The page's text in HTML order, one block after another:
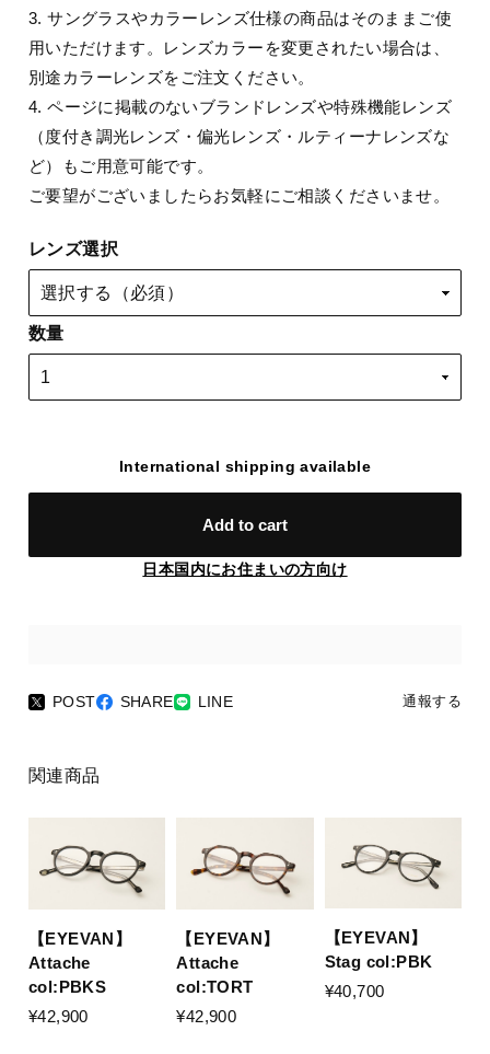
3. サングラスやカラーレンズ仕様の商品はそのままご使
用いただけます。レンズカラーを変更されたい場合は、
別途カラーレンズをご注文ください。
4. ページに掲載のないブランドレンズや特殊機能レンズ
（度付き調光レンズ・偏光レンズ・ルティーナレンズな
ど）もご用意可能です。
ご要望がございましたらお気軽にご相談くださいませ。
レンズ選択
数量
International shipping available
Add to cart
日本国内にお住まいの方向け
POST SHARE LINE 通報する
関連商品
【EYEVAN】
Attache
col:PBKS
¥42,900
【EYEVAN】
Attache
col:TORT
¥42,900
【EYEVAN】
Stag col:PBK
¥40,700